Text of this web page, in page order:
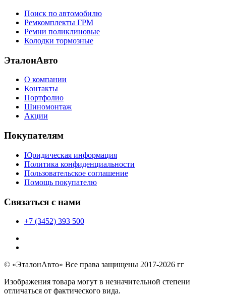
Поиск по автомобилю
Ремкомплекты ГРМ
Ремни поликлиновые
Колодки тормозные
ЭталонАвто
О компании
Контакты
Портфолио
Шиномонтаж
Акции
Покупателям
Юридическая информация
Политика конфиденциальности
Пользовательское соглашение
Помощь покупателю
Связаться с нами
+7 (3452) 393 500
© «ЭталонАвто» Все права защищены 2017-2026 гг
Изображения товара могут в незначительной степени
отличаться от фактического вида.